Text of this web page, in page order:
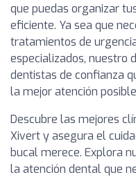
que puedas organizar
eficiente. Ya sea que
tratamientos de
especializados, nuestro
dentistas de confianza
la mejor atención
Descubre las mejores
Xivert y asegura el
bucal merece. Explora
la atención dental que